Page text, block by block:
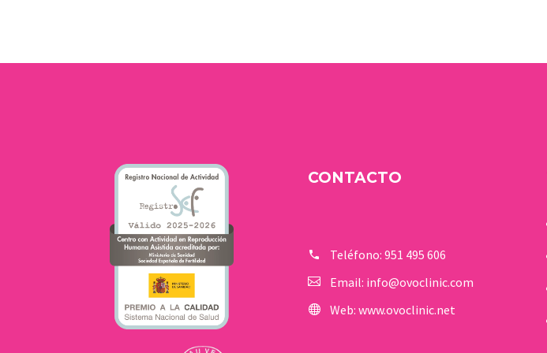
publicación de un estudio
Journal of Assisted
Reproduction and
Genetics
cual se le introduce un…
CONTACTO
Teléfono: 951 495 606
Email: info@ovoclinic.com
Web: www.ovoclinic.net